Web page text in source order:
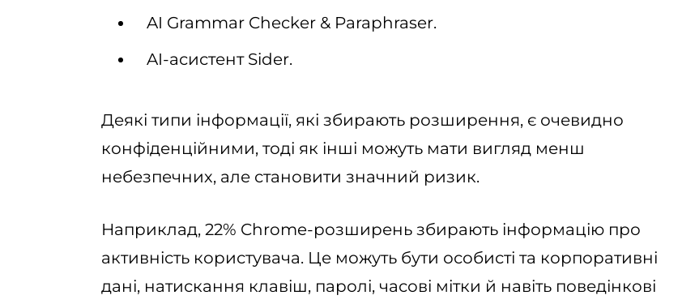
AI Grammar Checker & Paraphraser.
AI-асистент Sider.
Деякі типи інформації, які збирають розширення, є очевидно
конфіденційними, тоді як інші можуть мати вигляд менш
небезпечних, але становити значний ризик.
Наприклад, 22% Chrome-розширень збирають інформацію про
активність користувача. Це можуть бути особисті та корпоративні
дані, натискання клавіш, паролі, часові мітки й навіть поведінкові